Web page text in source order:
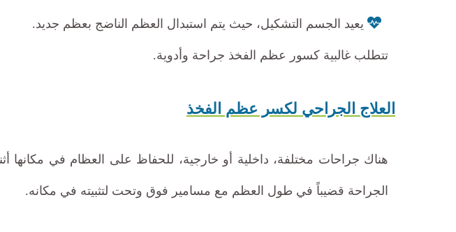
يعيد الجسم التشكيل، حيث يتم استبدال العظم الناضج بعظم جديد.
تتطلب غالبية كسور عظم الفخذ جراحة وأدوية.
العلاج الجراحي لكسر عظم الفخذ
هناك جراحات مختلفة، داخلية أو خارجية، للحفاظ على العظام في مكانها
الجراحة قضيباً في طول العظم مع مسامير فوق وتحت لتثبيته في مكانه.